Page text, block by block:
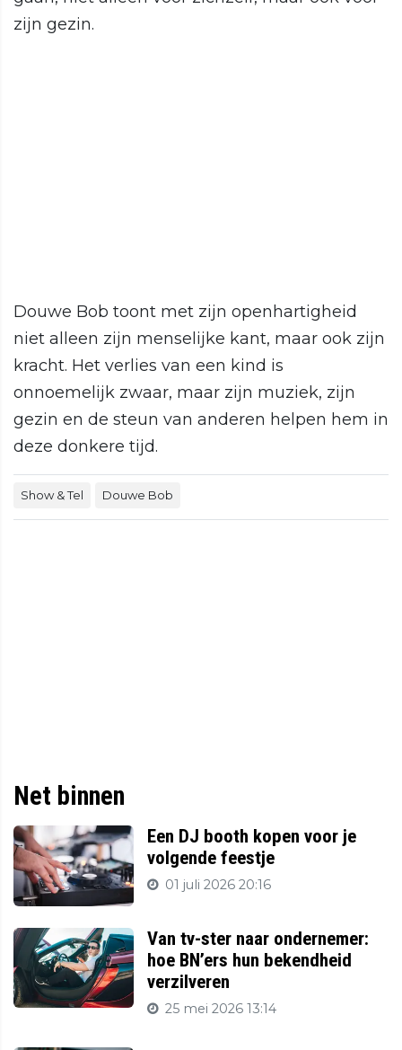
zijn gezin.
Douwe Bob toont met zijn openhartigheid
niet alleen zijn menselijke kant, maar ook zijn
kracht. Het verlies van een kind is
onnoemelijk zwaar, maar zijn muziek, zijn
gezin en de steun van anderen helpen hem in
deze donkere tijd.
Show & Tel Douwe Bob
Net binnen
Een DJ booth kopen voor je
volgende feestje
01 juli 2026 20:16
Van tv-ster naar ondernemer:
hoe BN’ers hun bekendheid
verzilveren
25 mei 2026 13:14